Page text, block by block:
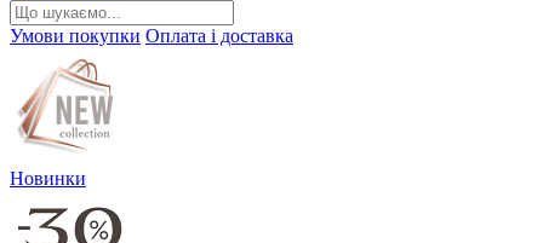
Умови покупки Оплата і доставка
Новинки